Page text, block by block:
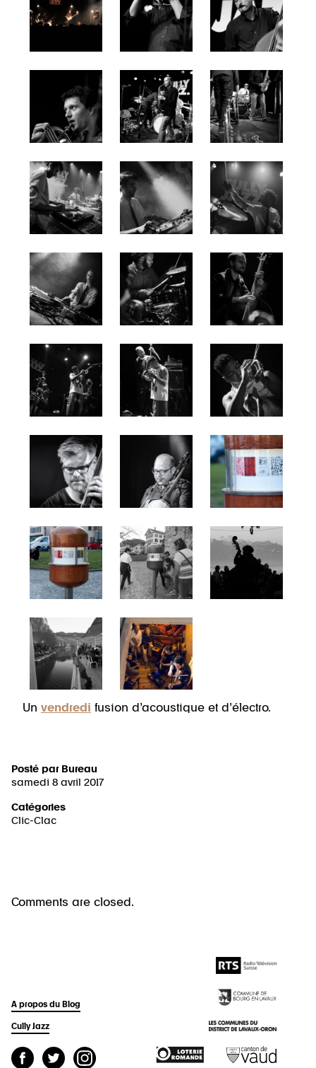
Un vendredi fusion d’acoustique et d’électro.
Posté par Bureau
samedi 8 avril 2017
Catégories
Clic-Clac
Comments are closed.
A propos du Blog
Cully Jazz